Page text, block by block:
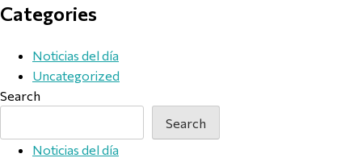
Categories
Noticias del día
Uncategorized
Search
Search
Noticias del día